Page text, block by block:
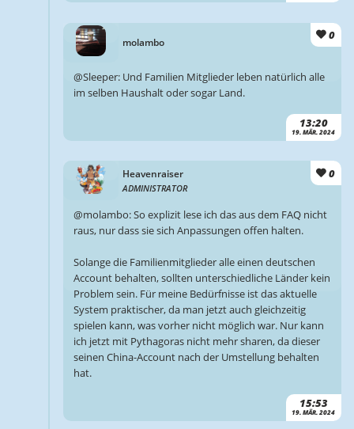
molambo
0
13:20
19. MÄR. 2024
@Sleeper: Und Familien Mitglieder leben natürlich alle
im selben Haushalt oder sogar Land.
Heavenraiser
ADMINISTRATOR
0
15:53
19. MÄR. 2024
@molambo: So explizit lese ich das aus dem FAQ nicht
raus, nur dass sie sich Anpassungen offen halten.
Solange die Familienmitglieder alle einen deutschen
Account behalten, sollten unterschiedliche Länder kein
Problem sein. Für meine Bedürfnisse ist das aktuelle
System praktischer, da man jetzt auch gleichzeitig
spielen kann, was vorher nicht möglich war. Nur kann
ich jetzt mit Pythagoras nicht mehr sharen, da dieser
seinen China-Account nach der Umstellung behalten
hat.